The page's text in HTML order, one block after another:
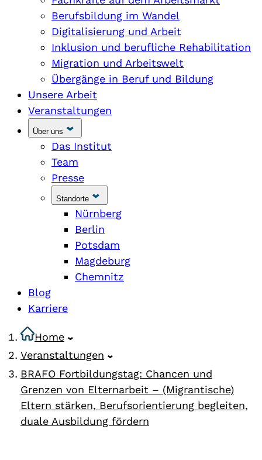
Berufsbildung im Wandel
Digitalisierung und Arbeit
Inklusion und berufliche Rehabilitation
Migration und Arbeitswelt
Übergänge in Beruf und Bildung
Unsere Arbeit
Veranstaltungen
Über uns
Das Institut
Team
Presse
Standorte
Nürnberg
Berlin
Potsdam
Magdeburg
Chemnitz
Blog
Karriere
Home
Veranstaltungen
BRAFO Fortbildungstag: Chancen und
Grenzen von Elternarbeit – (Migrantische)
Eltern stärken, Berufsorientierung begleiten,
duale Ausbildung fördern